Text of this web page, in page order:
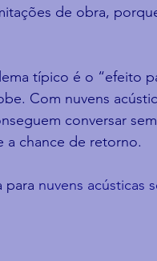
de obra,
típico é o “efeito
Com nuvens
conversar
a chance de retorno.
para nuvens acústicas